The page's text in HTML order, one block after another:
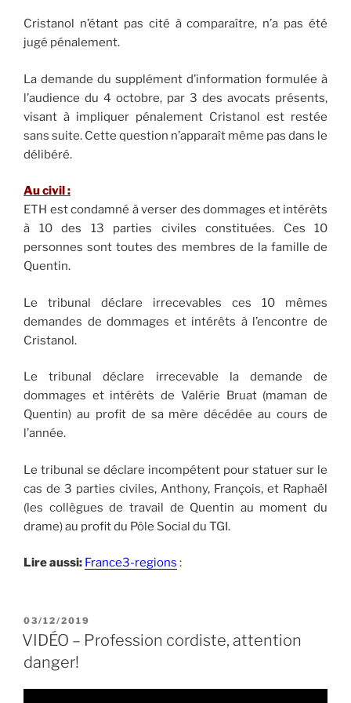
Cristanol n’étant pas cité à comparaître, n’a pas été
jugé pénalement.
La demande du supplément d’information formulée à
l’audience du 4 octobre, par 3 des avocats présents,
visant à impliquer pénalement Cristanol est restée
sans suite. Cette question n’apparaît même pas dans le
délibéré.
Au civil :
ETH est condamné à verser des dommages et intérêts
à 10 des 13 parties civiles constituées. Ces 10
personnes sont toutes des membres de la famille de
Quentin.
Le tribunal déclare irrecevables ces 10 mêmes
demandes de dommages et intérêts à l’encontre de
Cristanol.
Le tribunal déclare irrecevable la demande de
dommages et intérêts de Valérie Bruat (maman de
Quentin) au profit de sa mère décédée au cours de
l’année.
Le tribunal se déclare incompétent pour statuer sur le
cas de 3 parties civiles, Anthony, François, et Raphaël
(les collègues de travail de Quentin au moment du
drame) au profit du Pôle Social du TGI.
Lire aussi: France3-regions :
PUBLIÉ
LE
03/12/2019
VIDÉO – Profession cordiste, attention
danger!